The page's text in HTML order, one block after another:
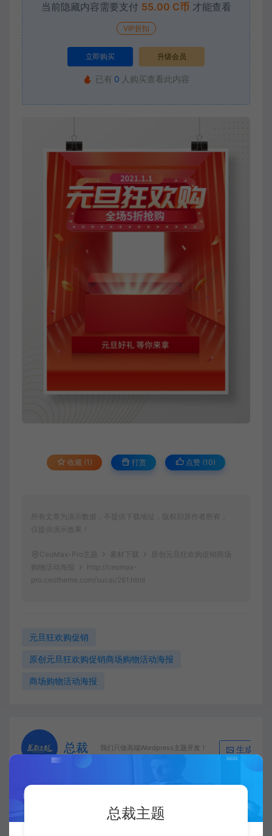
当前隐藏内容需要支付 55.00 C币 才能查看
VIP折扣
立即购买 升级会员
已有 0 人购买查看此内容
收藏 (1) 打赏 点赞 (10)
所有文章为演示数据，不提供下载地址，版权归原作者所有，
仅提供演示效果！
CeoMax-Pro主题 素材下载
原创元旦狂欢购促销商场
购物活动海报
http://ceomax-
pro.ceotheme.com/sucai/261.html
元旦狂欢购促销
原创元旦狂欢购促销商场购物活动海报
商场购物活动海报
总裁 我们只做高端Wordpress主题开发！ 生成海报
下一篇：
总裁主题